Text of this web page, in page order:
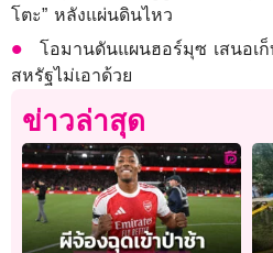
โตะ” หลังแผ่นดินไหว
โอมานดันแผนฮอร์มุซ เสนอเ
สหรัฐไม่เอาด้วย
ข่าวล่าสุด